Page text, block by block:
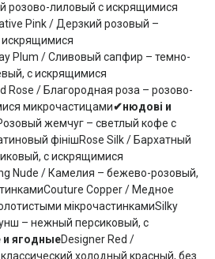
розово-лиловый с искрящимися
Pink / Дерзкий розовый –
Plum / Сливовый сапфир – темно-
с искрящимися
Rose / Благородная роза – розово-
микрочастицами✔нюдові и
жемчуг – светлый кофе с
фінішRose Silk / Бархатный
с искрящимися
Nude / Камелия – бежево-розовый,
Copper / Медное
мікрочастинкамиSilky
– нежный персиковый, с
и ягодныеDesigner Red /
холодный красный, без